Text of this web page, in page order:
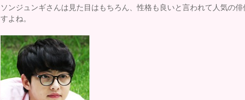
ソンジュンギさんは見た目はもちろん、性格も良いと言われて人気の俳
すよね。